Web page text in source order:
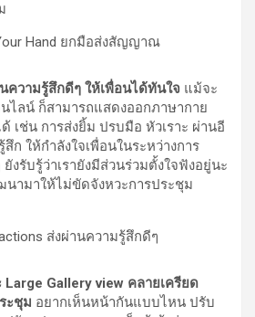
ความรู้สึกดีๆ ให้เพื่อนได้ทันใจ แม้จะ
ไลน์ ก็สามารถแสดงออกภาษากาย
เช่น การส่งยิ้ม ปรบมือ หัวเราะ ผ่านอี
ก ให้กำลังใจเพื่อนในระหว่างการ
งรับรู้ว่าเรายังมีส่วนร่วมตั้งใจฟังอยู่นะ
ามาให้ไม่ขัดจังหวะการประชุม
Gallery view คลายเครียด
ะชุม อยากเห็นหน้ากันแบบไหน ปรับ